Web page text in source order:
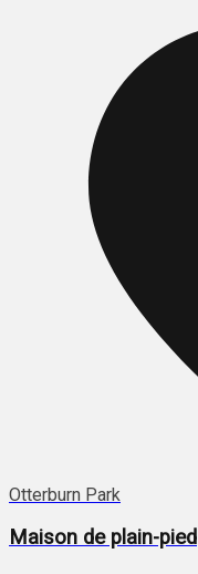
Otterburn Park
Maison de plain-pied